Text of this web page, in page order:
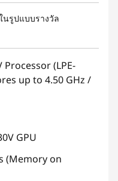
นรูปแบบรางวัล
(LPE-
up to 4.50 GHz /
GPU
(Memory on